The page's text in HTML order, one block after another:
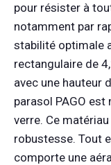
pour résister à
notamment par
stabilité optimale
rectangulaire de
avec une hauteur
parasol PAGO
verre. Ce
robustesse. Tout
comporte une